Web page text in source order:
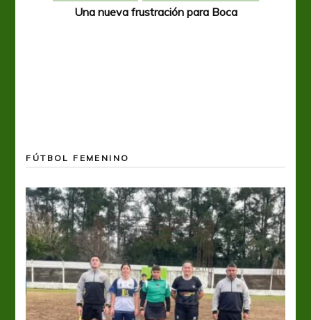
Una nueva frustración para Boca
FÚTBOL FEMENINO